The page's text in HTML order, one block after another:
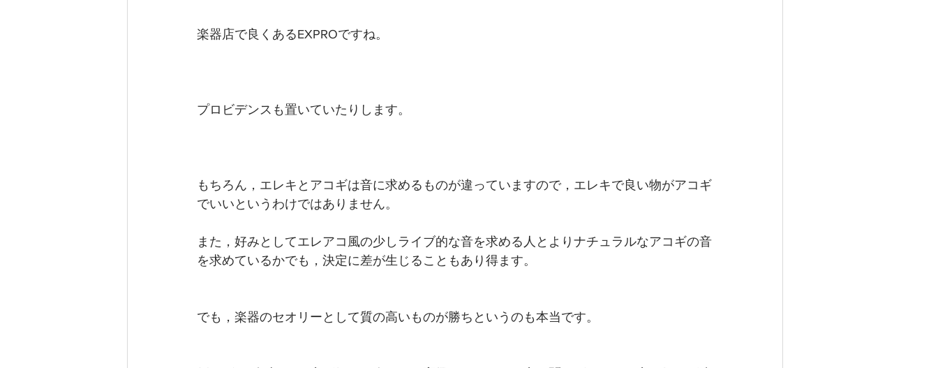
楽器店で良くあるEXPROですね。
プロビデンスも置いていたりします。
もちろん，エレキとアコギは音に求めるものが違っていますので，エレキで良い物がアコギ
でいいというわけではありません。
また，好みとしてエレアコ風の少しライブ的な音を求める人とよりナチュラルなアコギの音
を求めているかでも，決定に差が生じることもあり得ます。
でも，楽器のセオリーとして質の高いものが勝ちというのも本当です。